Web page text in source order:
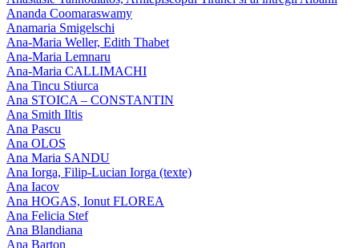
Ananda Coomaraswamy
Anamaria Smigelschi
Ana-Maria Weller, Edith Thabet
Ana-Maria Lemnaru
Ana-Maria CALLIMACHI
Ana Tincu Stiurca
Ana STOICA – CONSTANTIN
Ana Smith Iltis
Ana Pascu
Ana OLOS
Ana Maria SANDU
Ana Iorga, Filip-Lucian Iorga (texte)
Ana Iacov
Ana HOGAS, Ionut FLOREA
Ana Felicia Stef
Ana Blandiana
Ana Barton